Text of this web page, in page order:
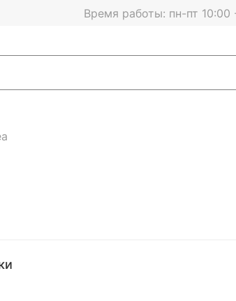
Время работы: пн-пт 10:00